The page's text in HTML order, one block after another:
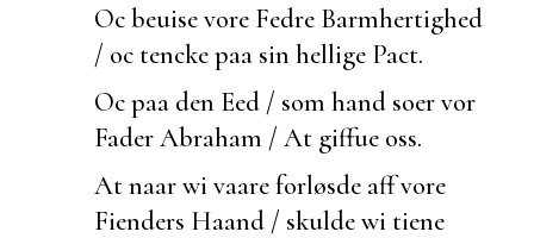
Ocbeuise vore Fedre Barmhertighed
/ oc tencke paa sin hellige Pact.
Oc paa den Eed / som hand soer vor
Fader Abraham / At giffue oss.
At naar wi vaare forløsde aff vore
Fienders Haand / skulde wi tiene